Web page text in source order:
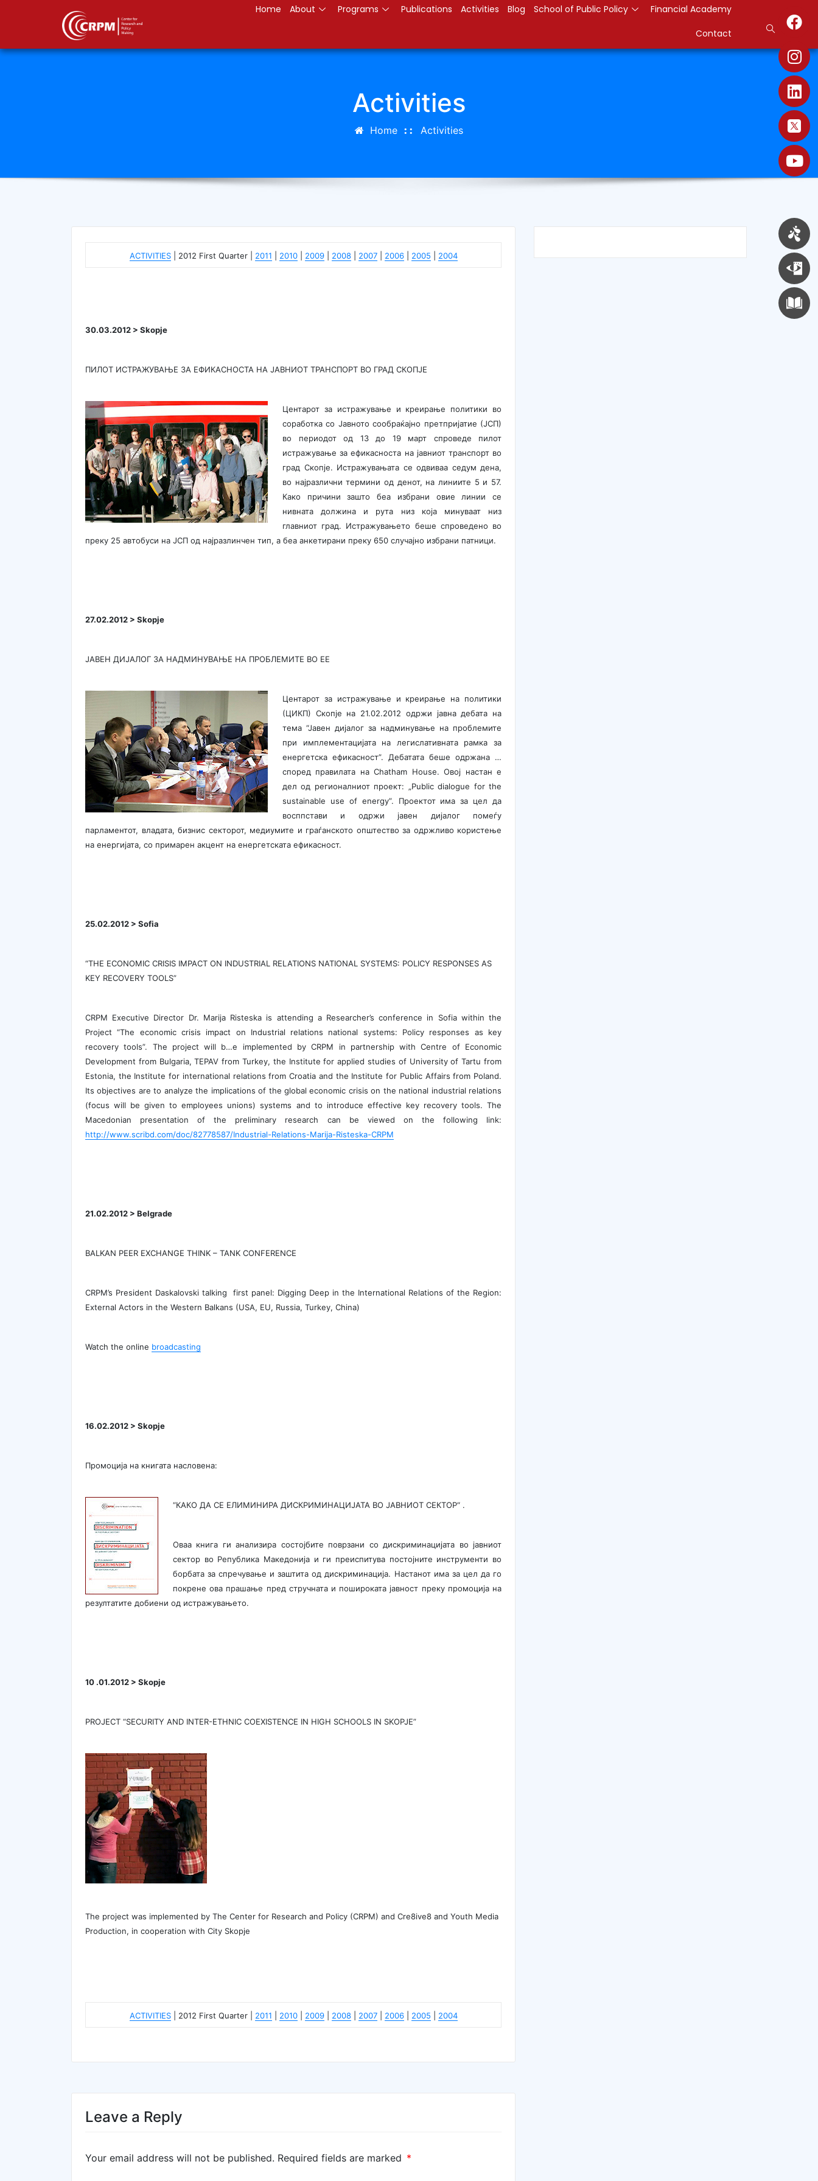
Home About Programs Publications Activities Blog School of Public Policy
Financial Academy
Contact
Activities
Home Activities
ACTIVITIES| 2012 First Quarter | 2011 2010| 2009| 2008| 2007| 2006| 2005 2004
30.03.2012 > Skopje
ПИЛОТ ИСТРАЖУВАЊЕ ЗА ЕФИКАСНОСТА НА ЈАВНИОТ ТРАНСПОРТ ВО ГРАД СКОПЈЕ
Центарот за истражување и креирање политики во
соработка со Јавното сообраќајно претпријатие (ЈСП)
во периодот од 13 до 19 март спроведе пилот
истражување за ефикасноста на јавниот транспорт во
град Скопје. Истражувањата се одвиваа седум дена,
во најразлични термини од денот, на линиите 5 и 57.
Како причини зашто беа избрани овие линии се
нивната должина и рута низ која минуваат низ
главниот град. Истражувањето беше спроведено во
преку 25 автобуси на ЈСП од најразлинчен тип, а беа анкетирани преку 650 случајно избрани патници.
27.02.2012 > Skopje
ЈАВЕН ДИЈАЛОГ ЗА НАДМИНУВАЊЕ НА ПРОБЛЕМИТЕ ВО ЕЕ
Центарот за истражување и креирање на политики
(ЦИКП) Скопје на 21.02.2012 одржи јавна дебата на
тема “Јавен дијалог за надминување на проблемите
при имплементацијата на легислативната рамка за
енергетска ефикасност”. Дебатата беше одржана …
според правилата на Chatham House. Овој настан е
дел од регионалниот проект: „Public dialogue for the
sustainable use of energy”. Проектот има за цел да
восппстави и одржи јавен дијалог помеѓу
парламентот, владата, бизнис секторот, медиумите и граѓанското општество за одржливо користење
на енергијата, со примарен акцент на енергетската ефикасност.
25.02.2012 > Sofia
“THE ECONOMIC CRISIS IMPACT ON INDUSTRIAL RELATIONS NATIONAL SYSTEMS: POLICY RESPONSES AS
KEY RECOVERY TOOLS”
CRPM Executive Director Dr. Marija Risteska is attending a Researcher’s conference in Sofia within the
Project “The economic crisis impact on Industrial relations national systems: Policy responses as key
recovery tools”. The project will b…e implemented by CRPM in partnership with Centre of Economic
Development from Bulgaria, TEPAV from Turkey, the Institute for applied studies of University of Tartu from
Estonia, the Institute for international relations from Croatia and the Institute for Public Affairs from Poland.
Its objectives are to analyze the implications of the global economic crisis on the national industrial relations
(focus will be given to employees unions) systems and to introduce effective key recovery tools. The
Macedonian presentation of the preliminary research can be viewed on the following link:
http://www.scribd.com/doc/82778587/Industrial-Relations-Marija-Risteska-CRPM
21.02.2012 > Belgrade
BALKAN PEER EXCHANGE THINK – TANK CONFERENCE
CRPM’s President Daskalovski talking first panel: Digging Deep in the International Relations of the Region:
External Actors in the Western Balkans (USA, EU, Russia, Turkey, China)
Watch the online broadcasting
16.02.2012 > Skopje
Промоција на книгата насловена:
“КАКО ДА СЕ ЕЛИМИНИРА ДИСКРИМИНАЦИЈАТА ВО ЈАВНИОТ СЕКТОР“ .
Оваа книга ги анализира состојбите поврзани со дискриминацијата во јавниот
сектор во Република Македонија и ги преиспитува постојните инструменти во
борбата за спречување и заштита од дискриминација. Настанот има за цел да го
покрене ова прашање пред стручната и пошироката јавност преку промоција на
резултатите добиени од истражувањето.
10 .01.2012 > Skopje
PROJECT “SECURITY AND INTER-ETHNIC COEXISTENCE IN HIGH SCHOOLS IN SKOPJE”
The project was implemented by The Center for Research and Policy (CRPM) and Cre8ive8 and Youth Media
Production, in cooperation with City Skopje
ACTIVITIES| 2012 First Quarter | 2011 2010| 2009| 2008| 2007| 2006| 2005 2004
Leave a Reply
Your email address will not be published. Required fields are marked *